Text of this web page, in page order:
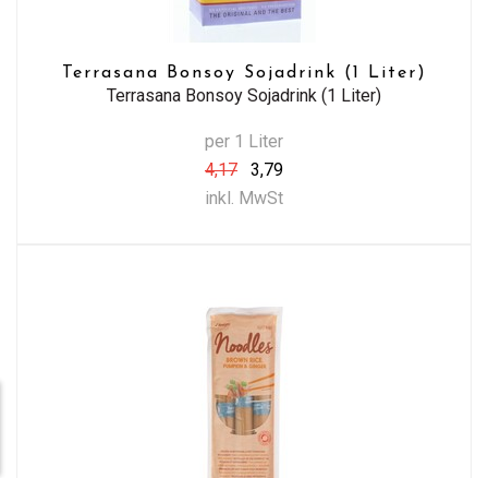
Terrasana Bonsoy Sojadrink (1 Liter)
Terrasana Bonsoy Sojadrink (1 Liter)
per 1 Liter
4,17
3,79
inkl. MwSt